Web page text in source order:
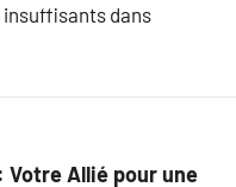
dans
Allié pour une